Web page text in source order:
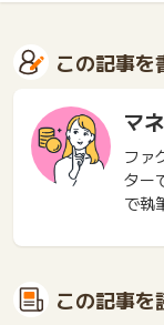
この記事を
マ
ファ
ター
で執
この記事を